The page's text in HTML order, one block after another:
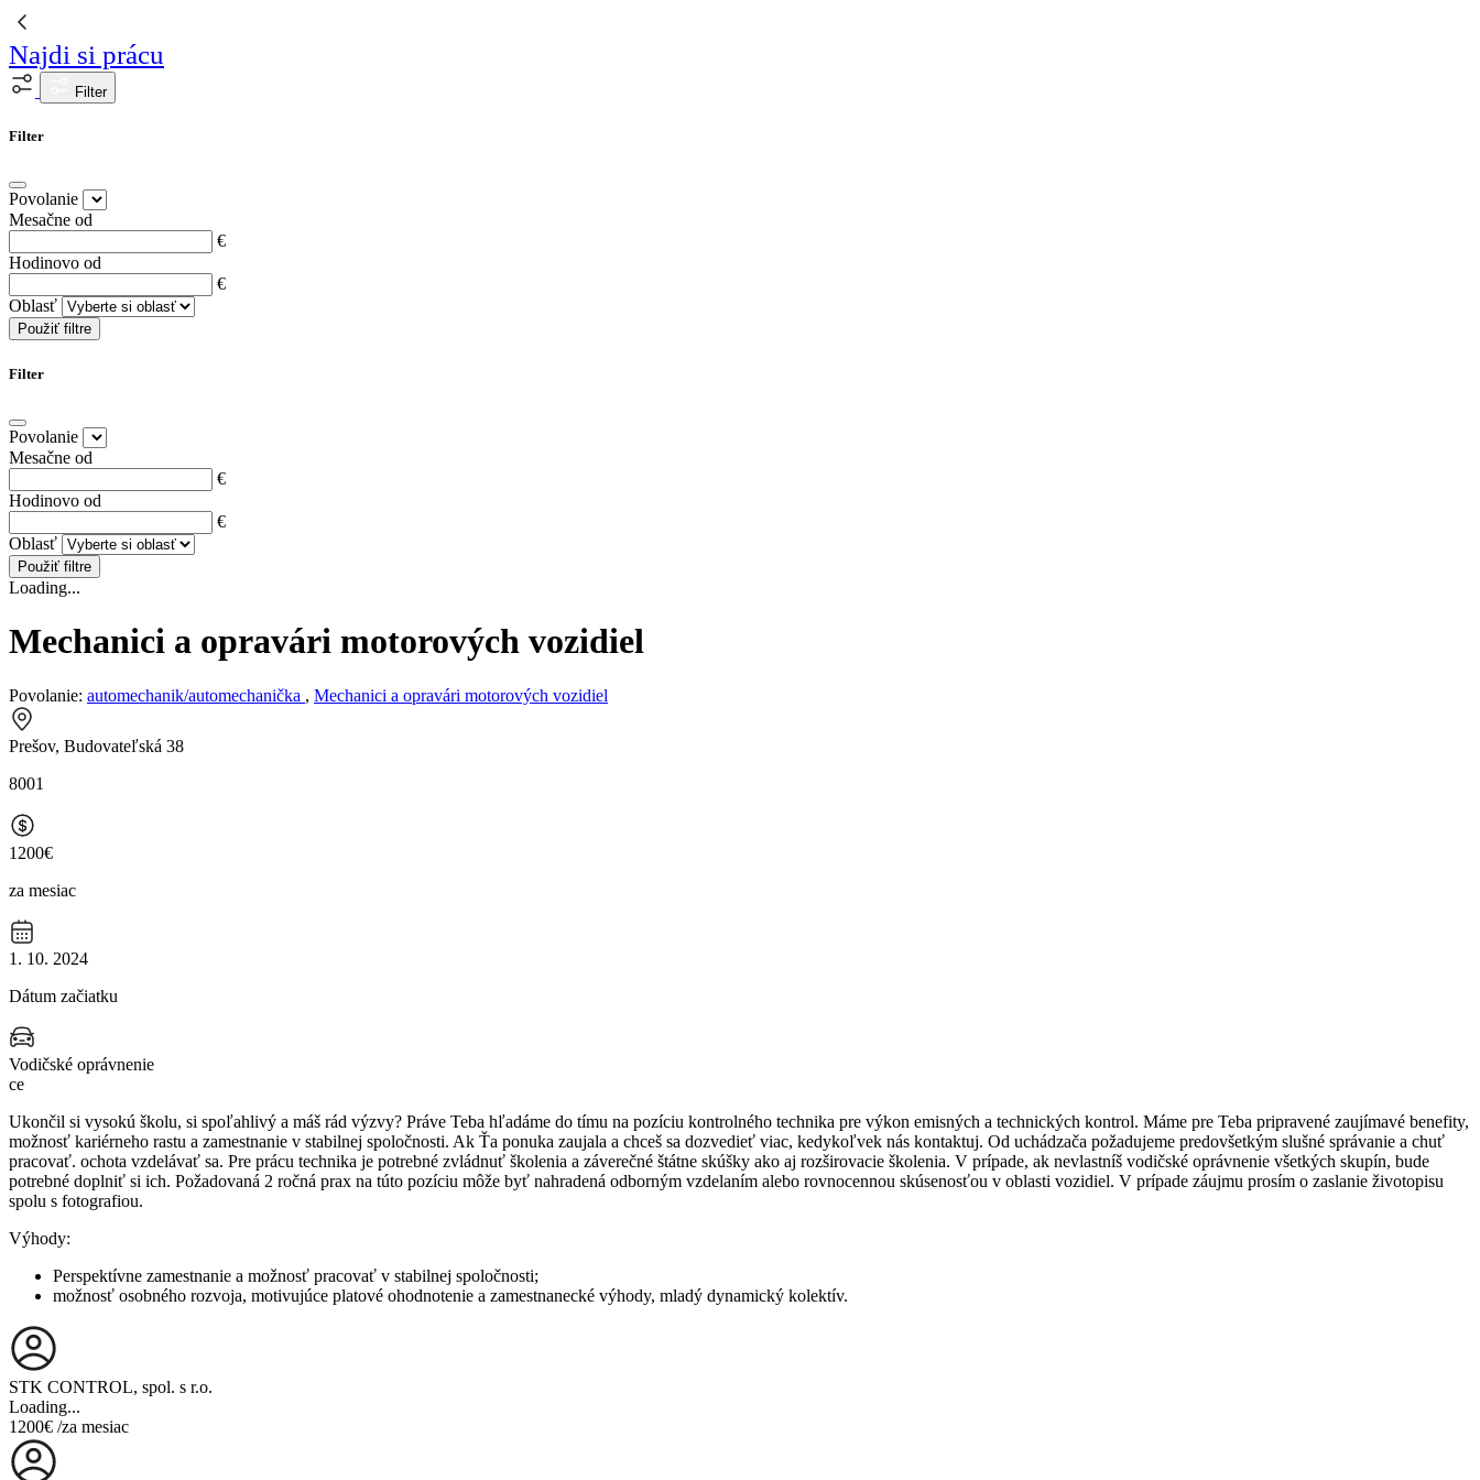
Najdi si prácu
Filter
Filter
Povolanie
Mesačne od
€
Hodinovo od
€
Oblasť
Použiť filtre
Filter
Povolanie
Mesačne od
€
Hodinovo od
€
Oblasť
Použiť filtre
Loading...
Mechanici a opravári motorových vozidiel
Povolanie: automechanik/automechanička , Mechanici a opravári motorových vozidiel
Prešov, Budovateľská 38
8001
1200€
za mesiac
1. 10. 2024
Dátum začiatku
Vodičské oprávnenie
ce
Ukončil si vysokú školu, si spoľahlivý a máš rád výzvy? Práve Teba hľadáme do tímu na pozíciu kontrolného technika pre výkon emisných a technických kontrol. Máme pre Teba pripravené zaujímavé benefity,
možnosť kariérneho rastu a zamestnanie v stabilnej spoločnosti. Ak Ťa ponuka zaujala a chceš sa dozvedieť viac, kedykoľvek nás kontaktuj. Od uchádzača požadujeme predovšetkým slušné správanie a chuť
pracovať. ochota vzdelávať sa. Pre prácu technika je potrebné zvládnuť školenia a záverečné štátne skúšky ako aj rozširovacie školenia. V prípade, ak nevlastníš vodičské oprávnenie všetkých skupín, bude
potrebné doplniť si ich. Požadovaná 2 ročná prax na túto pozíciu môže byť nahradená odborným vzdelaním alebo rovnocennou skúsenosťou v oblasti vozidiel. V prípade záujmu prosím o zaslanie životopisu
spolu s fotografiou.
Výhody:
Perspektívne zamestnanie a možnosť pracovať v stabilnej spoločnosti;
možnosť osobného rozvoja, motivujúce platové ohodnotenie a zamestnanecké výhody, mladý dynamický kolektív.
STK CONTROL, spol. s r.o.
Loading...
1200€ /za mesiac